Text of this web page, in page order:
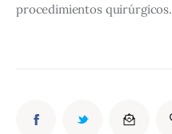
procedimientos quirúrgicos.